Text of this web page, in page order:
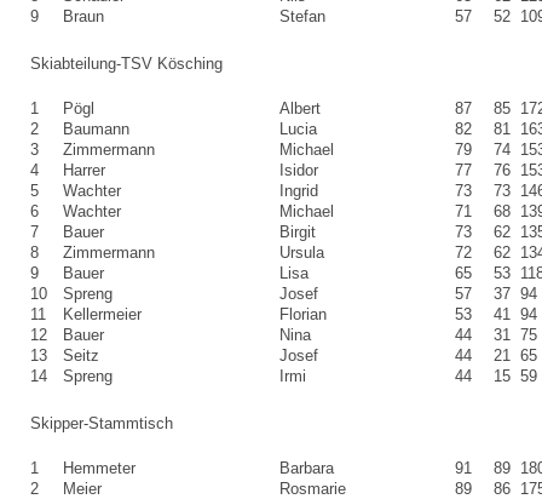
9
Braun Stefan 57 52
Skiabteilung-TSV Kösching
1 Pögl Albert 87 85
2
Baumann Lucia 82 81
3
Zimmermann Michael 79 74
4
Harrer Isidor 77 76
5
Wachter Ingrid 73 73
6
Wachter Michael 71 68
7
Bauer Birgit 73 62
8
Zimmermann Ursula 72 62
9
Bauer Lisa 65 53
10
Spreng Josef 57 37 94
11
Kellermeier Florian 53 41
94
12
Bauer Nina 44 31
75
13
Seitz Josef 44 21
65
14
Spreng Irmi 44 15 59
Skipper-Stammtisch
1 Hemmeter Barbara 91 89
2
Meier Rosmarie 89 86